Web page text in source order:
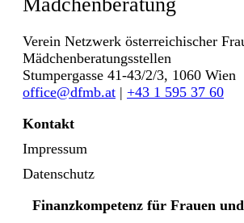
Verein Netzwerk österreichischer
Mädchenberatungsstellen
Stumpergasse 41-43/2/3, 1060 Wien
office@dfmb.at | +43 1 595 37 60
Kontakt
Impressum
Datenschutz
Finanzkompetenz für Frauen